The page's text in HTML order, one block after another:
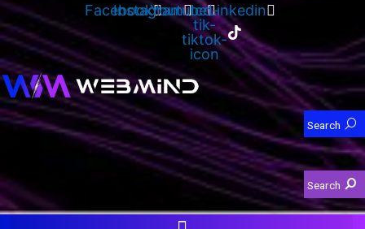
Facebook
Instagram
Youtube
Ico-
tik-
tiktok-
icon
Linkedin
Search
Search